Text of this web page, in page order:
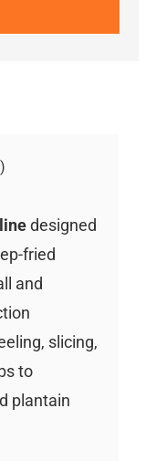
designed
fried
and
slicing,
to
plantain